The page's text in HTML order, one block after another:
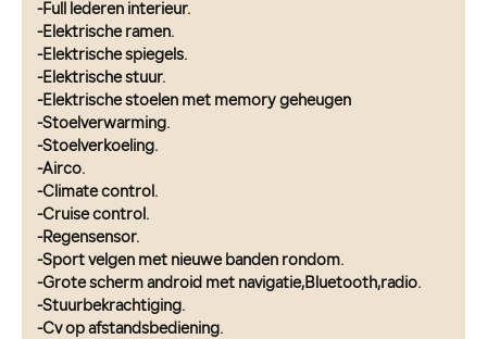
-Full lederen interieur.
-Elektrische ramen.
-Elektrische spiegels.
-Elektrische stuur.
-Elektrische stoelen met memory geheugen
-Stoelverwarming.
-Stoelverkoeling.
-Airco.
-Climate control.
-Cruise control.
-Regensensor.
-Sport velgen met nieuwe banden rondom.
-Grote scherm android met navigatie,Bluetooth,radio.
-Stuurbekrachtiging.
-Cv op afstandsbediening.